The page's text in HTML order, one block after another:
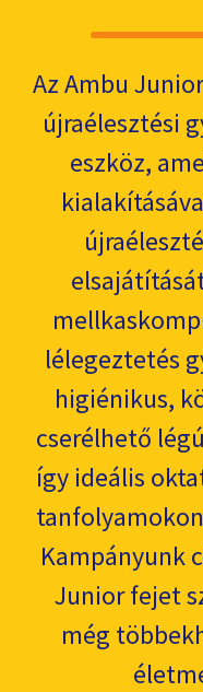
Az Ambu
újraélesztési
eszköz,
lélegeztetés
higiénikus,
cserélhető
így ideális
Kampányunk
Junior fejet
még